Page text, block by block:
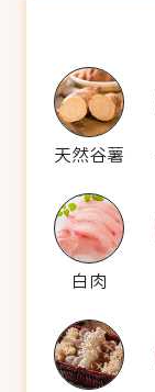
天然谷薯
白肉